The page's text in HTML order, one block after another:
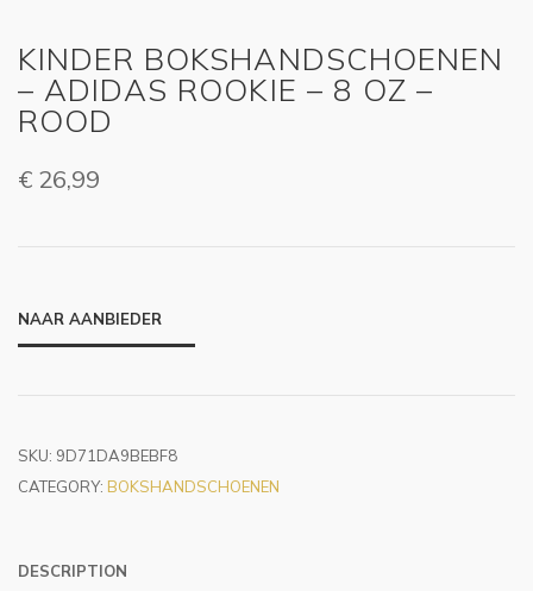
KINDER BOKSHANDSCHOENEN
– ADIDAS ROOKIE – 8 OZ –
ROOD
€ 26,99
NAAR AANBIEDER
SKU: 9D71DA9BEBF8
CATEGORY: BOKSHANDSCHOENEN
DESCRIPTION